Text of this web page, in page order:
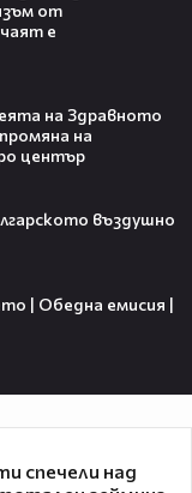
от
е
на Здравното
на
център
въздушно
| Обедна емисия |
спечели над